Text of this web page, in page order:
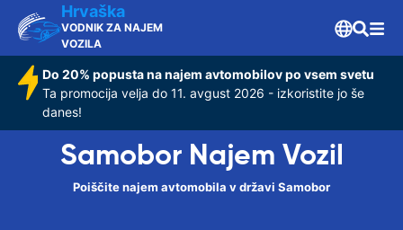
Hrvaška
VODNIK ZA NAJEM
VOZILA
Do 20% popusta na najem avtomobilov po vsem svetu
Ta promocija velja do 11. avgust 2026 - izkoristite jo še
danes!
Samobor Najem Vozil
Poiščite najem avtomobila v državi Samobor